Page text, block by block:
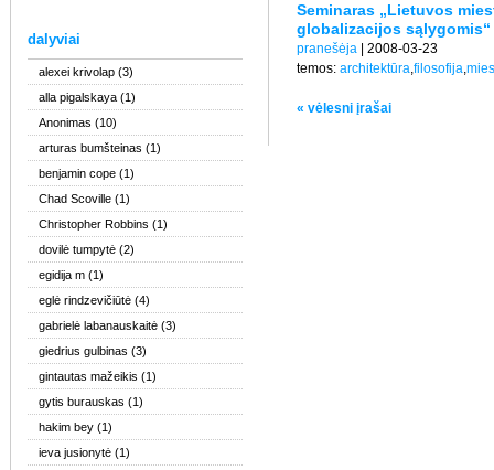
dalyviai
alexei krivolap (3)
alla pigalskaya (1)
Anonimas (10)
arturas bumšteinas (1)
benjamin cope (1)
Chad Scoville (1)
Christopher Robbins (1)
dovilė tumpytė (2)
egidija m (1)
eglė rindzevičiūtė (4)
gabrielė labanauskaitė (3)
giedrius gulbinas (3)
gintautas mažeikis (1)
gytis burauskas (1)
hakim bey (1)
ieva jusionytė (1)
Seminaras „Lietuvos
globalizacijos sąlygomis“
pranešėja | 2008-03-23
temos: architektūra,filosofija,
« vėlesni įrašai